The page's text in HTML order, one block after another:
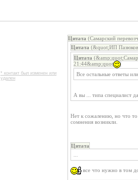
* контакт был изменен или
удален
Цитата (Самарский
Цитата (&quot;ИП
Цитата
21:44&amp;quot
Все остальные ответы
А вы ... типа специалист
Нет к сожалению, но что
сомнения возникли.
Цитата
все что нужно в том